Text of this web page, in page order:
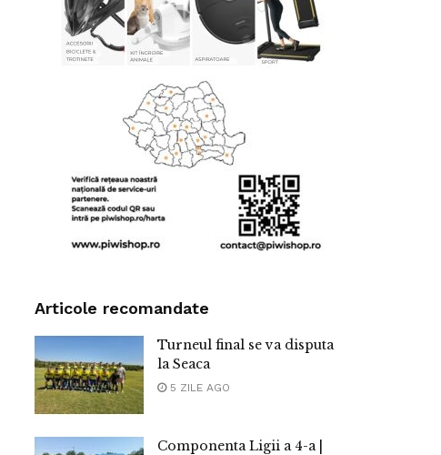
Articole recomandate
Turneul final se va disputa
la Seaca
5 ZILE AGO
Componenta Ligii a 4-a |